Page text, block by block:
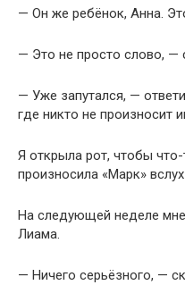
— Он же ребёнок, Анна.
— Это не просто слово, —
— Уже запутался, —
где никто не произносит
Я открыла рот, чтобы
произносила «Марк»
На следующей неделе
Лиама.
— Ничего серьёзного, —